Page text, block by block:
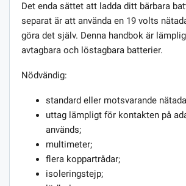
Det enda sättet att ladda ditt bärbara
separat är att använda en 19 volts
göra det själv. Denna handbok är
avtagbara och löstagbara batterier.
Nödvändig:
standard eller motsvarande
uttag lämpligt för kontakten på
används;
multimeter;
flera koppartrådar;
isoleringstejp;